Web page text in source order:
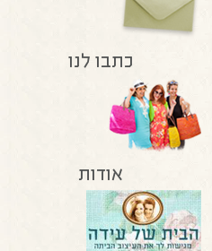
כתבו לנו
אודות